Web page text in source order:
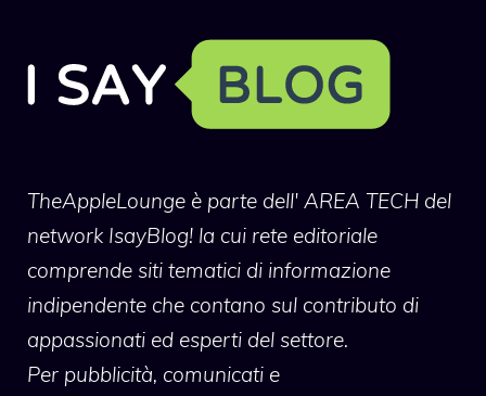
TheAppleLounge è parte dell' AREA TECH del
network IsayBlog! la cui rete editoriale
comprende siti tematici di informazione
indipendente che contano sul contributo di
appassionati ed esperti del settore.
Per pubblicità, comunicati e